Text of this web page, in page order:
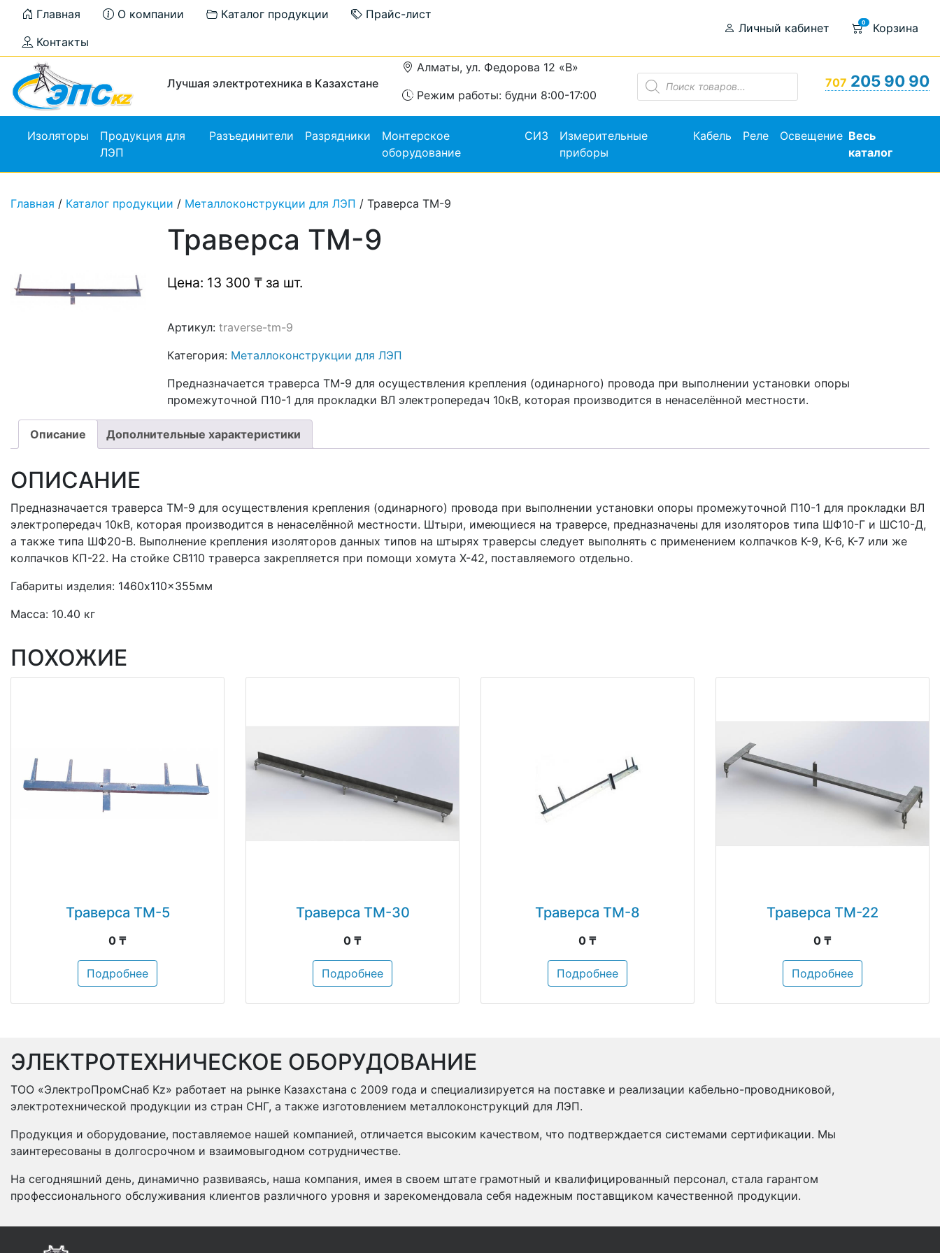
Главная О компании Каталог продукции
Прайс-лист
Контакты
Личный кабинет 0 Корзина
Лучшая электротехника в Казахстане
Алматы, ул. Федорова 12 «В»
Режим работы: будни 8:00-17:00
Поиск
товаров
707 205 90 90
Изоляторы
Продукция для
ЛЭП
Разъединители Разрядники
Монтерское
оборудование
СИЗ
Измерительные
приборы
Кабель Реле Освещение Весь
каталог
Главная / Каталог продукции / Металлоконструкции для ЛЭП / Траверса ТМ-9
Траверса ТМ-9
Цена: 13 300 ₸ за шт.
Артикул: traverse-tm-9
Категория: Металлоконструкции для ЛЭП
Предназначается траверса ТМ-9 для осуществления крепления (одинарного) провода при выполнении установки опоры
промежуточной П10-1 для прокладки ВЛ электропередач 10кВ, которая производится в ненаселённой местности.
Описание Дополнительные характеристики
ОПИСАНИЕ
Предназначается траверса ТМ-9 для осуществления крепления (одинарного) провода при выполнении установки опоры промежуточной П10-1 для прокладки ВЛ
электропередач 10кВ, которая производится в ненаселённой местности. Штыри, имеющиеся на траверсе, предназначены для изоляторов типа ШФ10-Г и ШС10-Д,
а также типа ШФ20-В. Выполнение крепления изоляторов данных типов на штырях траверсы следует выполнять с применением колпачков К-9, К-6, К-7 или же
колпачков КП-22. На стойке СВ110 траверса закрепляется при помощи хомута Х-42, поставляемого отдельно.
Габариты изделия: 1460x110x355мм
Масса: 10.40 кг
ПОХОЖИЕ
Траверса ТМ-5
0 ₸
Подробнее
Траверса ТМ-30
0 ₸
Подробнее
Траверса ТМ-8
0 ₸
Подробнее
Траверса ТМ-22
0 ₸
Подробнее
ЭЛЕКТРОТЕХНИЧЕСКОЕ ОБОРУДОВАНИЕ
ТОО «ЭлектроПромСнаб Kz» работает на рынке Казахстана с 2009 года и специализируется на поставке и реализации кабельно-проводниковой,
электротехнической продукции из стран СНГ, а также изготовлением металлоконструкций для ЛЭП.
Продукция и оборудование, поставляемое нашей компанией, отличается высоким качеством, что подтверждается системами сертификации. Мы
заинтересованы в долгосрочном и взаимовыгодном сотрудничестве.
На сегодняшний день, динамично развиваясь, наша компания, имея в своем штате грамотный и квалифицированный персонал, стала гарантом
профессионального обслуживания клиентов различного уровня и зарекомендовала себя надежным поставщиком качественной продукции.